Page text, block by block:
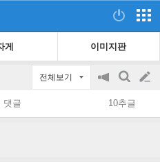
게 이미지판
전체보기
공
지
on/off
검
색
글
쓰
댓글 10추글